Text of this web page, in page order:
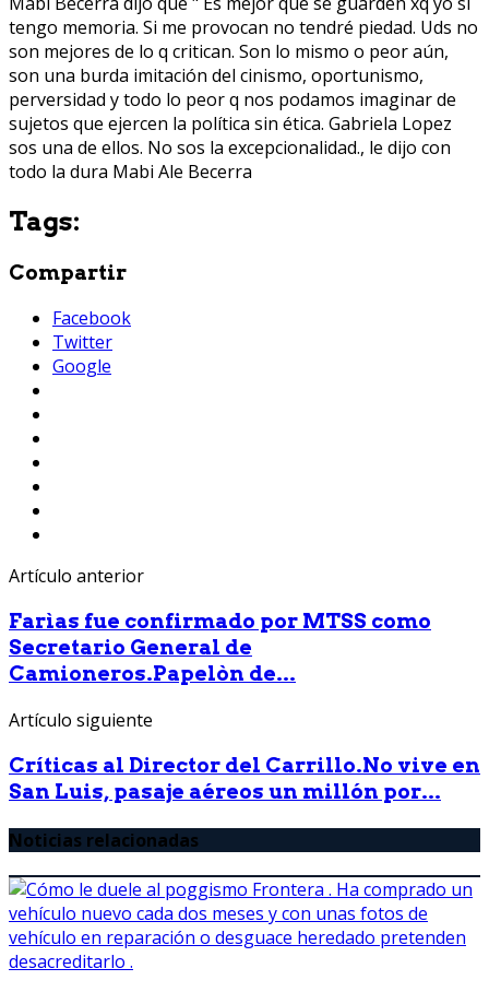
tengo memoria. Si me provocan no tendré piedad. Uds no
son mejores de lo q critican. Son lo mismo o peor aún,
son una burda imitación del cinismo, oportunismo,
perversidad y todo lo peor q nos podamos imaginar de
sujetos que ejercen la política sin ética. Gabriela Lopez
sos una de ellos. No sos la excepcionalidad., le dijo con
todo la dura Mabi Ale Becerra
Tags:
Compartir
Facebook
Twitter
Google
Artículo anterior
Farìas fue confirmado por MTSS como
Secretario General de
Camioneros.Papelòn de...
Artículo siguiente
Críticas al Director del Carrillo.No vive en
San Luis, pasaje aéreos un millón por...
Noticias relacionadas